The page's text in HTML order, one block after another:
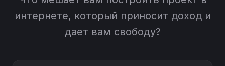
интернете, который приносит доход и
дает вам свободу?